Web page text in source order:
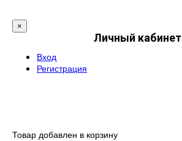
×
Личный кабинет
Вход
Регистрация
Товар добавлен в корзину